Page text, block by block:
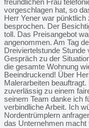
freundlichen Frau
vorgeschlagen hat, so
Herr Yener war
besprochen. Der
toll. Das Preisangebot
angenommen. Am Tag
Dreiviertelstunde Stunde
Gespräch zu der
die gesamte Wohnung
Beeindruckend! Über
Malerarbeiten
zuverlässig zu einem
seinem Team danke ich
verbindliche Arbeit. Ich
Nordentrümplern
das Unternehmen macht